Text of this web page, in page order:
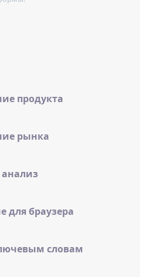
продукта
рынка
для браузера
словам